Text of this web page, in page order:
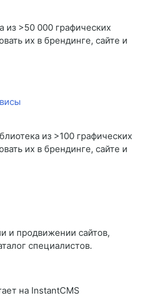
из >50 000 графических
их в брендинге, сайте и
из >100 графических
их в брендинге, сайте и
и продвижении сайтов,
специалистов.
на InstantCMS